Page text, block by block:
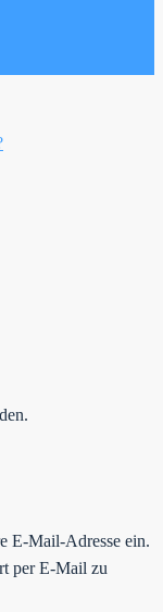
E-Mail-Adresse ein.
per E-Mail zu